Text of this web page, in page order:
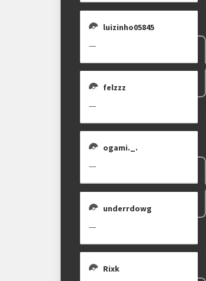
luizinho05845
---
felzzz
---
ogami._.
---
underrdowg
---
Rixk